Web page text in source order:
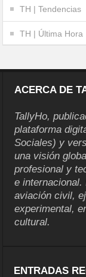
TH | Tendencias
TH | Última Hora
ACERCA DE
TallyHo,
plataforma
Sociales) y
una visión
profesional y
e
aviación civil,
experimental,
cultural.
ENTRADAS